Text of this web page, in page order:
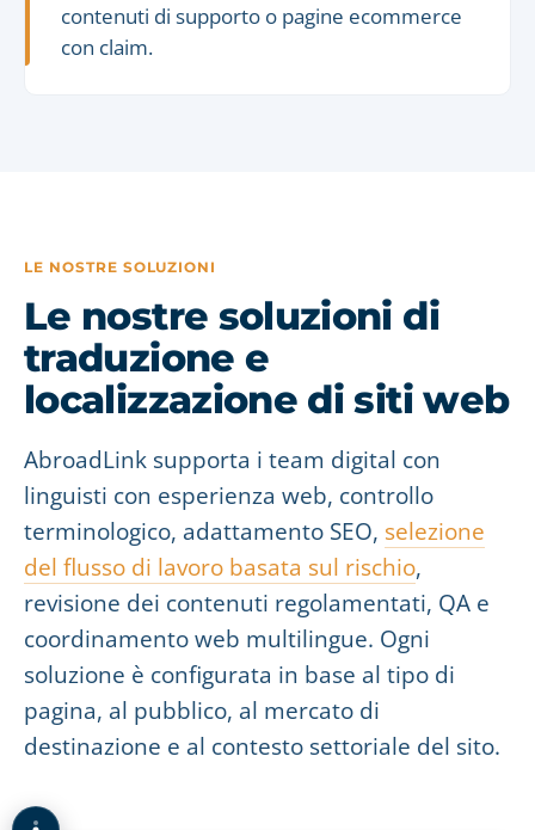
contenuti di supporto o pagine ecommerce
con claim.
LE NOSTRE SOLUZIONI
Le nostre soluzioni di
traduzione e
localizzazione di siti web
AbroadLink supporta i team digital con
linguisti con esperienza web, controllo
terminologico, adattamento SEO, selezione
del flusso di lavoro basata sul rischio,
revisione dei contenuti regolamentati, QA e
coordinamento web multilingue. Ogni
soluzione è configurata in base al tipo di
pagina, al pubblico, al mercato di
destinazione e al contesto settoriale del sito.